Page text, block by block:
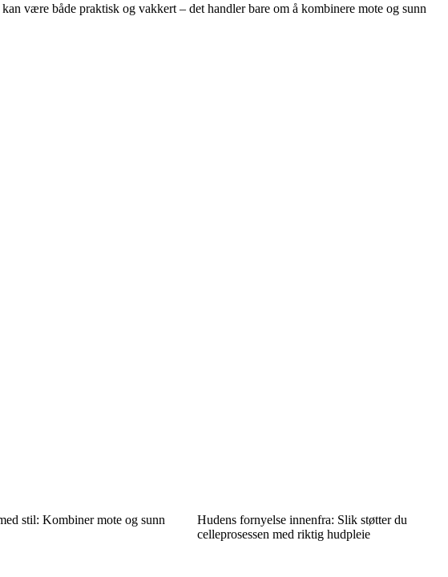
være både praktisk og vakkert – det handler bare om å kombinere mote og sunn
stil: Kombiner mote og sunn
Hudens fornyelse innenfra: Slik støtter du
celleprosessen med riktig hudpleie